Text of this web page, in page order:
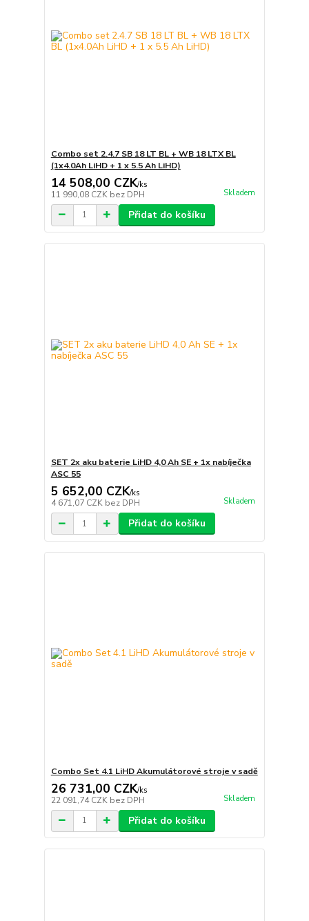
Combo set 2.4.7 SB 18 LT BL + WB 18 LTX BL
(1x4.0Ah LiHD + 1 x 5.5 Ah LiHD)
14 508,00 CZK/ks
11 990,08 CZK bez DPH Skladem
Přidat do košíku
SET 2x aku baterie LiHD 4,0 Ah SE + 1x nabíječka
ASC 55
5 652,00 CZK/ks
4 671,07 CZK bez DPH Skladem
Přidat do košíku
Combo Set 4.1 LiHD Akumulátorové stroje v sadě
26 731,00 CZK/ks
22 091,74 CZK bez DPH Skladem
Přidat do košíku